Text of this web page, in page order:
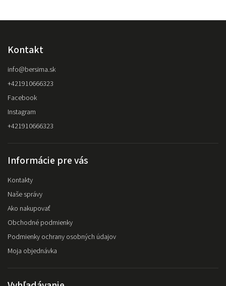
Kontakt
info@bersima.sk
+421910666323
Facebook
Instagram
+421910666323
Informácie pre vás
Kontakty
Naše správy
Ako nakupovať
Obchodné podmienky
Podmienky ochrany osobných údajov
Moja objednávka